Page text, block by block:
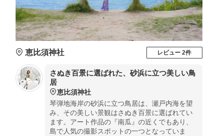
恵比須神社 レビュー 2件
さぬき百景に選ばれた、砂浜に立つ美しい鳥
居
恵比須神社
琴弾地海岸の砂浜に立つ鳥居は、瀬戸内海を望
み、その美しい景観はさぬき百景に選ばれてい
ます。アート作品の『南瓜』の近くでもあり、
島で人気の撮影スポットの一つとなっていま